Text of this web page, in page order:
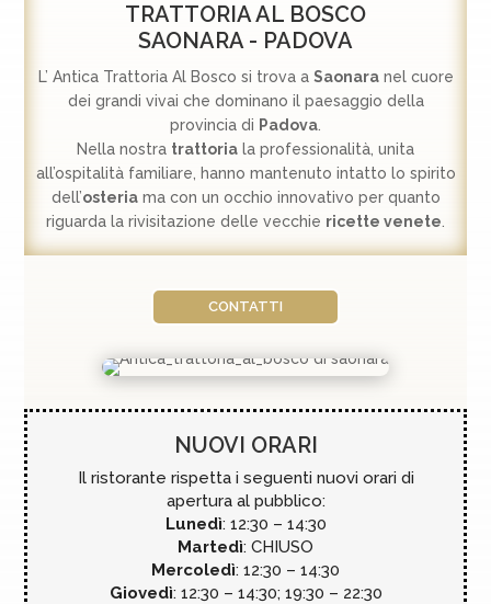
TRATTORIA AL BOSCO
SAONARA - PADOVA
L’ Antica Trattoria Al Bosco si trova a Saonaranel cuore
dei grandi vivai che dominano il paesaggio della
provincia di Padova
Nella nostra trattoria la professionalità, unita
all’ospitalità familiare, hanno mantenuto intatto lo spirito
dell’osteriama con un occhio innovativo per quanto
riguarda la rivisitazione delle vecchie ricette venete
CONTATTI
NUOVI ORARI
Il ristorante rispetta i seguenti nuovi orari di
apertura al pubblico:
Lunedì: 12:30 – 14:30
Martedì: CHIUSO
Mercoledì: 12:30 – 14:30
Giovedì: 12:30 – 14:30; 19:30 – 22:30